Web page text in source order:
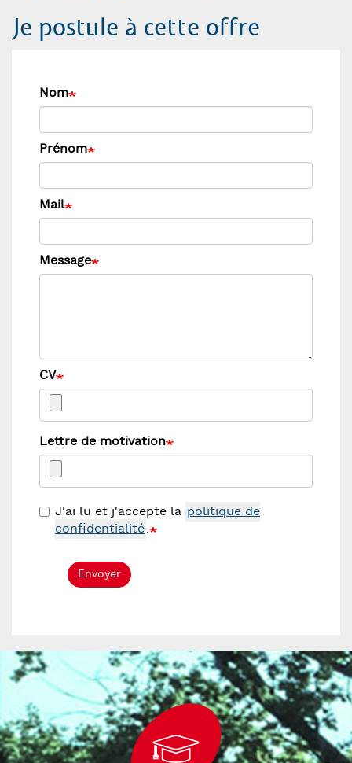
Je postule à cette offre
Nom
Prénom
Mail
Message
CV
Lettre de motivation
J'ai lu et j'accepte la politique de
confidentialité.
Envoyer